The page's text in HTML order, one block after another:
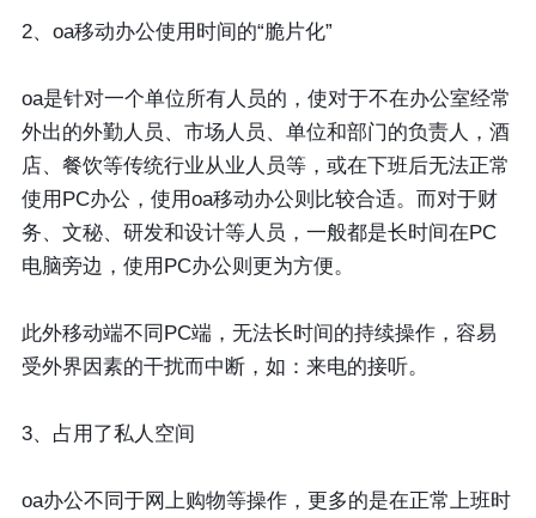
2、oa移动办公使用时间的“脆片化”
oa是针对一个单位所有人员的，使对于不在办公室经常
外出的外勤人员、市场人员、单位和部门的负责人，酒
店、餐饮等传统行业从业人员等，或在下班后无法正常
使用PC办公，使用oa移动办公则比较合适。而对于财
务、文秘、研发和设计等人员，一般都是长时间在PC
电脑旁边，使用PC办公则更为方便。
此外移动端不同PC端，无法长时间的持续操作，容易
受外界因素的干扰而中断，如：来电的接听。
3、占用了私人空间
oa办公不同于网上购物等操作，更多的是在正常上班时